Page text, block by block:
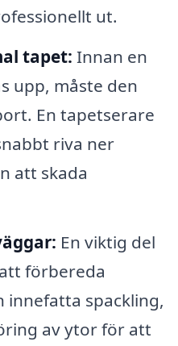
ut.
tapet: Innan en
upp, måste den
En tapetserare
riva ner
att skada
En viktig del
förbereda
innefatta spackling,
av ytor för att